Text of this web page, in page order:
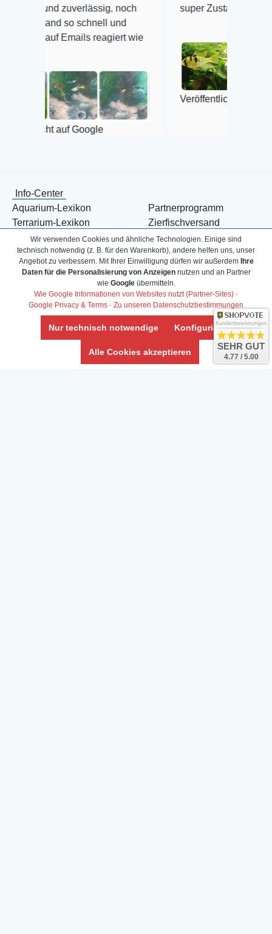
noch
schnell und
reagiert wie
super Zustand. Gerne wieder 😃
Veröffentlicht auf Google
Info-Center
Aquarium-Lexikon
Terrarium-Lexikon
Bestell-Hilfe
Bonuspunkte
Über uns
Zahlarten
Blog
Partnerprogramm
Zierfischversand
Meerwasser Shop
Züchter-Ankauf
Content anbieten
Kontaktformular
Influencer
Abholung
Wir verwenden Cookies und ähnliche Technologien. Einige sind
technisch notwendig (z. B. für den Warenkorb), andere helfen uns, unser
Angebot zu verbessern. Mit Ihrer Einwilligung dürfen wir außerdem Ihre
Daten für die Personalisierung von Anzeigennutzen und an Partner
wie Googleübermitteln.
Wie Google Informationen von Websites nutzt (Partner-Sites) ·
Google Privacy & Terms · Zu unseren Datenschutzbestimmungen
Nur technisch notwendige Konfigurieren
Alle Cookies akzeptieren
Kundenbewertungen
SEHR GUT
4.77 / 5.00